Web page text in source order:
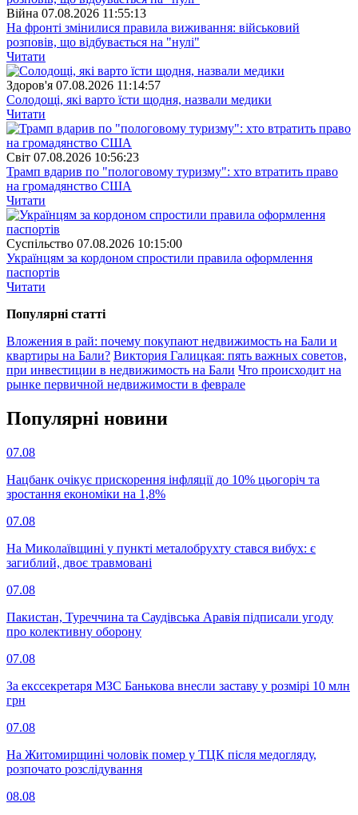
Війна 07.08.2026 11:55:13
На фронті змінилися правила виживання: військовий
розповів, що відбувається на "нулі"
Читати
Здоров'я 07.08.2026 11:14:57
Солодощі, які варто їсти щодня, назвали медики
Читати
Свiт 07.08.2026 10:56:23
Трамп вдарив по "пологовому туризму": хто втратить право
на громадянство США
Читати
Суспiльство 07.08.2026 10:15:00
Українцям за кордоном спростили правила оформлення
паспортів
Читати
Популярнi статтi
Вложения в рай: почему покупают недвижимость на Бали и
квартиры на Бали? Виктория Галицкая: пять важных советов,
при инвестиции в недвижимость на Бали Что происходит на
рынке первичной недвижимости в феврале
Популярнi новини
07.08
Нацбанк очікує прискорення інфляції до 10% цьогоріч та
зростання економіки на 1,8%
07.08
На Миколаївщині у пункті металобрухту стався вибух: є
загиблий, двоє травмовані
07.08
Пакистан, Туреччина та Саудівська Аравія підписали угоду
про колективну оборону
07.08
За екссекретаря МЗС Банькова внесли заставу у розмірі 10 млн
грн
07.08
На Житомирщині чоловік помер у ТЦК після медогляду,
розпочато розслідування
08.08